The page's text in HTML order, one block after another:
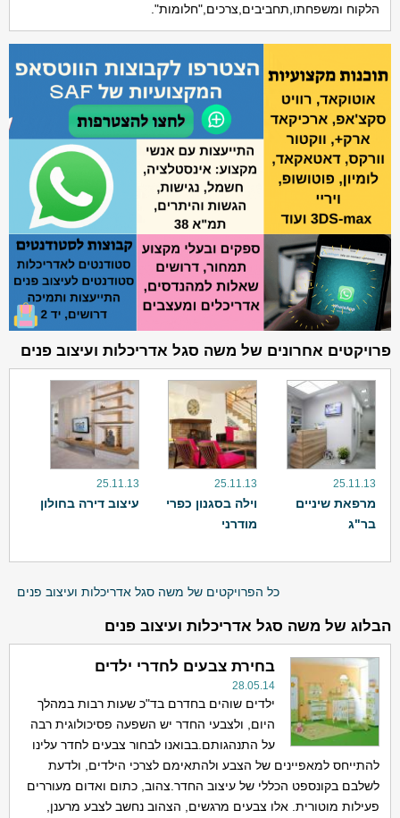
הלקוח ומשפחתו,תחביבים,צרכים,"חלומות".
פרויקטים אחרונים של משה סגל אדריכלות ועיצוב פנים
25.11.13
מרפאת שיניים
בר"ג
25.11.13
וילה בסגנון כפרי
מודרני
25.11.13
עיצוב דירה בחולון
כל הפרויקטים של משה סגל אדריכלות ועיצוב פנים
הבלוג של משה סגל אדריכלות ועיצוב פנים
בחירת צבעים לחדרי ילדים
28.05.14
ילדים שוהים בחדרם בד"כ שעות רבות במהלך
היום, ולצבעי החדר יש השפעה פסיכולוגית רבה
על התנהגותם.בבואנו לבחור צבעים לחדר עלינו
להתייחס למאפיינים של הצבע ולהתאימם לצרכי הילדים, ולדעת
לשלבם בקונספט הכללי של עיצוב החדר.צהוב, כתום ואדום מעוררים
פעילות מוטורית. אלו צבעים מרגשים, הצהוב נחשב לצבע מרענן,